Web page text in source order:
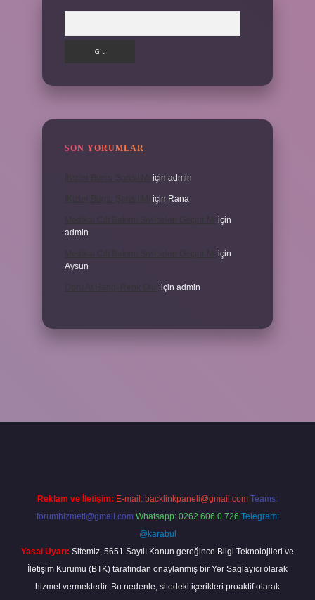
SON YORUMLAR
için admin
için Rana
için
admin
Medikal Cilt Bakımı Sivilceleri Geçirir Mi
için
Aysun
için admin
Reklam ve İletişim: E-mail: backlinkpaneli@gmail.com Teams:
forumhizmeti@gmail.com Whatsapp: 0262 606 0 726 Telegram:
@karabul
Yasal Uyarı: Sitemiz, 5651 Sayılı Kanun gereğince Bilgi Teknolojileri ve
İletişim Kurumu (BTK) tarafından onaylanmış bir Yer Sağlayıcı olarak
hizmet vermektedir. Bu nedenle, sitedeki içerikleri proaktif olarak